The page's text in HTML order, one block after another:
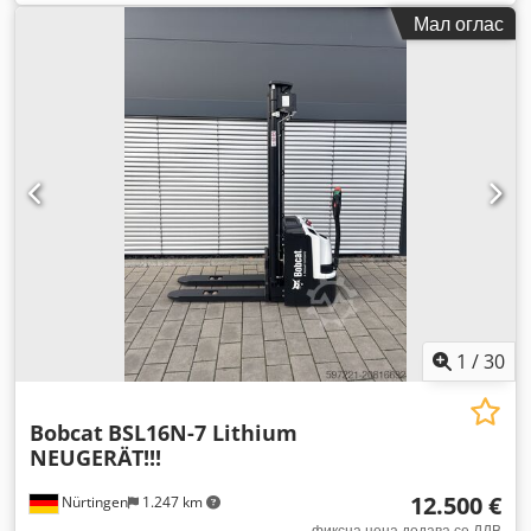
гориво:електричен, тип на јарбол:симплекс, градежна
24 V, должина на
Мал оглас
1 /30
Nürtingen 1.247 km
Bobcat BSL16N-7 Lithium
NEUGERÄT!!!
12.500 €